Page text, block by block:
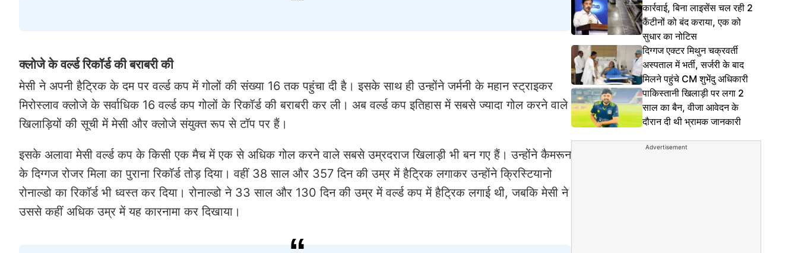
क्लोजे के वर्ल्ड रिकॉर्ड की बराबरी की
मेसी ने अपनी हैट्रिक के दम पर वर्ल्ड कप में गोलों की संख्या 16 तक पहुंचा दी है। इसके साथ ही उन्होंने जर्मनी के महान स्ट्राइकर
मिरोस्लाव क्लोजे के सर्वाधिक 16 वर्ल्ड कप गोलों के रिकॉर्ड की बराबरी कर ली। अब वर्ल्ड कप इतिहास में सबसे ज्यादा गोल करने वाले
खिलाड़ियों की सूची में मेसी और क्लोजे संयुक्त रूप से टॉप पर हैं।
इसके अलावा मेसी वर्ल्ड कप के किसी एक मैच में एक से अधिक गोल करने वाले सबसे उम्रदराज खिलाड़ी भी बन गए हैं। उन्होंने कैमरून
के दिग्गज रोजर मिला का पुराना रिकॉर्ड तोड़ दिया। वहीं 38 साल और 357 दिन की उम्र में हैट्रिक लगाकर उन्होंने क्रिस्टियानो
रोनाल्डो का रिकॉर्ड भी ध्वस्त कर दिया। रोनाल्डो ने 33 साल और 130 दिन की उम्र में वर्ल्ड कप में हैट्रिक लगाई थी, जबकि मेसी ने
उससे कहीं अधिक उम्र में यह कारनामा कर दिखाया।
कार्रवाई, बिना लाइसेंस चल रही 2
कैंटीनों को बंद कराया, एक को
सुधार का नोटिस
दिग्गज एक्टर मिथुन चक्रवर्ती
अस्पताल में भर्ती, सर्जरी के बाद
मिलने पहुंचे CM शुभेंदु अधिकारी
पाकिस्तानी खिलाड़ी पर लगा 2
साल का बैन, वीजा आवेदन के
दौरान दी थी भ्रामक जानकारी
Advertisement